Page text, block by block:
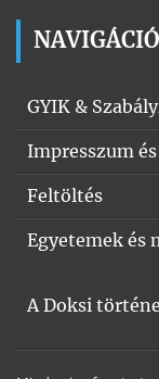
NAVIGÁCIÓ
GYIK &
Impresszum
Feltöltés
Egyetemek és
A Doksi